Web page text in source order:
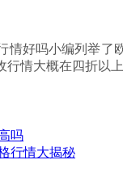
情好吗小编列举了
情大概在四折以
吗
行情大揭秘